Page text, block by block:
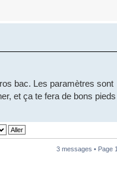
bac. Les paramètres sont
et ça te fera de bons pieds
3 messages • Page 1